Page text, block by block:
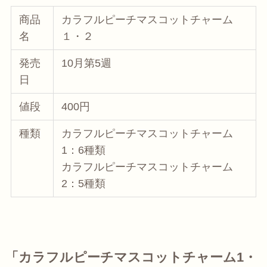
商品
名
カラフルピーチマスコットチャーム
１・２
発売
日
10月第5週
値段 400円
種類
カラフルピーチマスコットチャーム
1：6種類
カラフルピーチマスコットチャーム
2：5種類
「カラフルピーチマスコットチャーム1・